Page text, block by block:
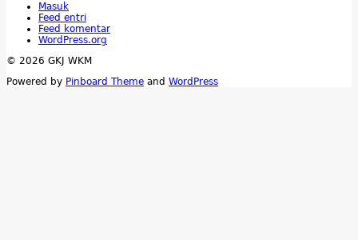
Masuk
Feed entri
Feed komentar
WordPress.org
© 2026 GKJ WKM
Powered by Pinboard Theme and WordPress